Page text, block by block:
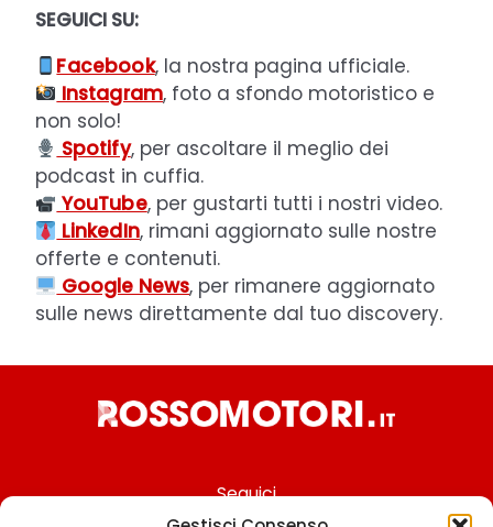
SEGUICI SU:
Facebook, la nostra pagina ufficiale.
Instagram, foto a sfondo motoristico e
non solo!
Spotify, per ascoltare il meglio dei
podcast in cuffia.
YouTube, per gustarti tutti i nostri video.
LinkedIn, rimani aggiornato sulle nostre
offerte e contenuti.
Google News, per rimanere aggiornato
sulle news direttamente dal tuo discovery.
Seguici